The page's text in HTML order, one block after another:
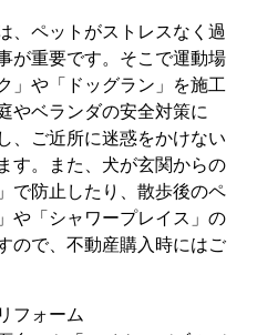
、ペットがストレスなく過
が重要です。そこで運動場
」や「ドッグラン」を施工
やベランダの安全対策に
、ご近所に迷惑をかけない
す。また、犬が玄関からの
で防止したり、散歩後のペ
や「シャワープレイス」の
ので、不動産購入時にはご
フォーム